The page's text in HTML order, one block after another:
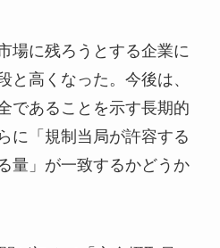
場に残ろうとする企業に
と高くなった。今後は、
であることを示す長期的
に「規制当局が許容する
量」が一致するかどうか